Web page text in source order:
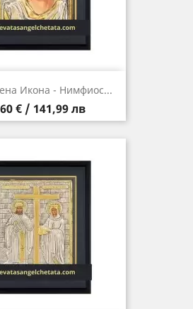
Икона - Нимфиос...
€ / 141,99 лв